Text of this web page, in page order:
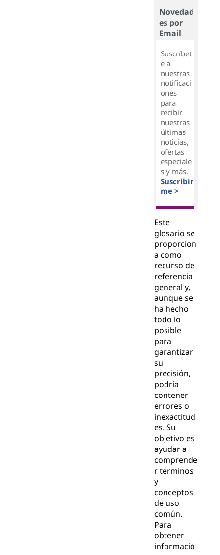
Novedad
es por
Email
Suscríbet
e a
nuestras
notificaci
ones
para
recibir
nuestras
últimas
noticias,
ofertas
especiale
s y más.
Suscribir
me >
Este
glosario se
proporcion
a como
recurso de
referencia
general y,
aunque se
ha hecho
todo lo
posible
para
garantizar
su
precisión,
podría
contener
errores o
inexactitud
es. Su
objetivo es
ayudar a
comprende
r términos
y
conceptos
de uso
común.
Para
obtener
informació